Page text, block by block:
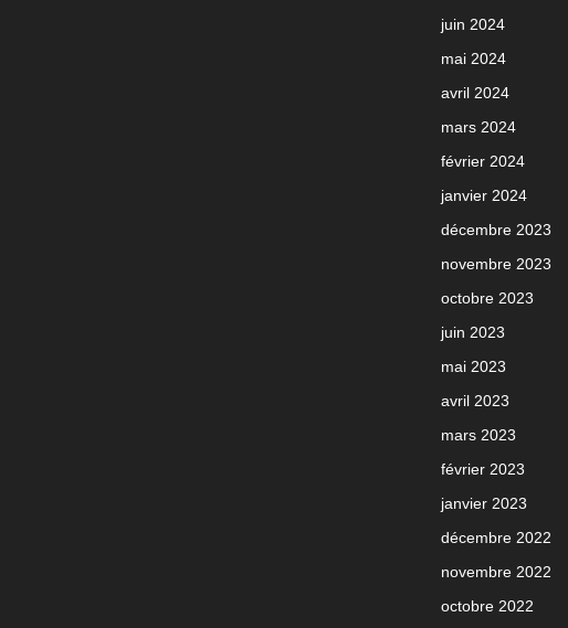
juin 2024
mai 2024
avril 2024
mars 2024
février 2024
janvier 2024
décembre 2023
novembre 2023
octobre 2023
juin 2023
mai 2023
avril 2023
mars 2023
février 2023
janvier 2023
décembre 2022
novembre 2022
octobre 2022